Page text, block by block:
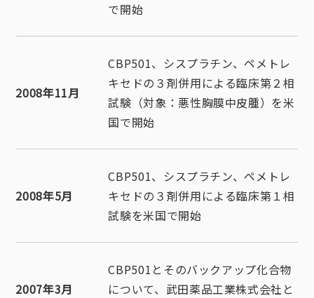
で開始
2008年11月
CBP501、シスプラチン、ペメトレ
キセドの３剤併用による臨床第２相
試験（対象：悪性胸膜中皮腫）を米
国で開始
2008年5月
CBP501、シスプラチン、ペメトレ
キセドの３剤併用による臨床第１相
試験を米国で開始
2007年3月
CBP501とそのバックアップ化合物
について、武田薬品工業株式会社と